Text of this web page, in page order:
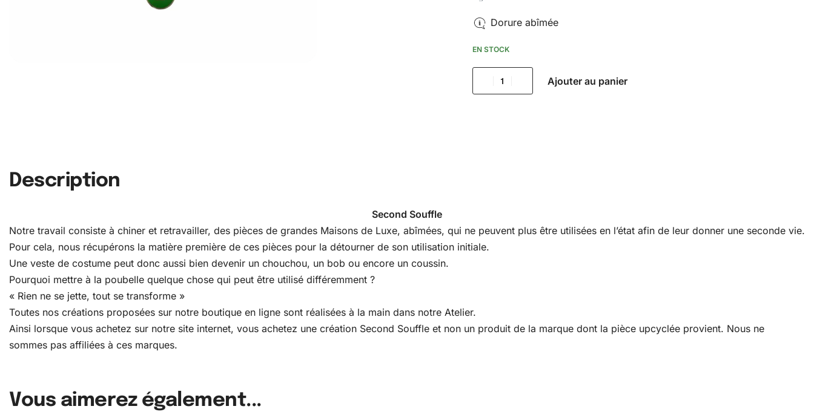
Dorure abîmée
EN STOCK
Ajouter au panier
Description
Second Souffle
Notre travail consiste à chiner et retravailler, des pièces de grandes Maisons de Luxe, abîmées, qui ne peuvent plus être utilisées en l’état afin de leur donner une seconde vie.
Pour cela, nous récupérons la matière première de ces pièces pour la détourner de son utilisation initiale.
Une veste de costume peut donc aussi bien devenir un chouchou, un bob ou encore un coussin.
Pourquoi mettre à la poubelle quelque chose qui peut être utilisé différemment ?
« Rien ne se jette, tout se transforme »
Toutes nos créations proposées sur notre boutique en ligne sont réalisées à la main dans notre Atelier.
Ainsi lorsque vous achetez sur notre site internet, vous achetez une création Second Souffle et non un produit de la marque dont la pièce upcyclée provient. Nous ne
sommes pas affiliées à ces marques.
Vous aimerez également...